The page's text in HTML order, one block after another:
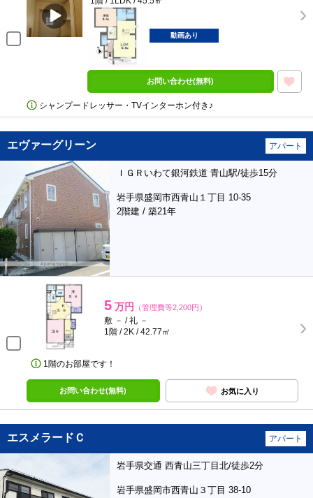
動画あり
お問い合わせ(無料)
シャンプードレッサー・TVインターホン付き♪
エヴァーグリーン アパート
ＩＧＲいわて銀河鉄道 青山駅/徒歩15分
岩手県盛岡市西青山１丁目 10-35
2階建 / 築21年
5 万円 （管理費等2,200円）
敷 － / 礼 －
1階 / 2K / 42.77㎡
1階のお部屋です！
お問い合わせ(無料) お気に入り
エスメラードＣ アパート
岩手県交通 西青山三丁目北/徒歩2分
岩手県盛岡市西青山３丁目 38-10